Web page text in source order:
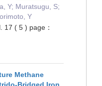
Y; Muratsugu, S;
Y
17 ( 5 ) page：
Methane